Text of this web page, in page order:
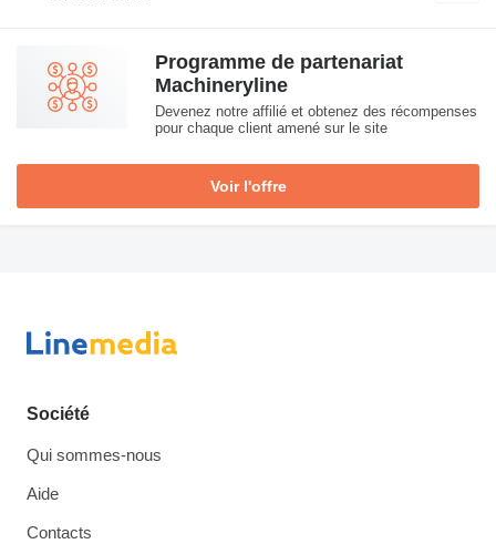
Programme de partenariat
Machineryline
Devenez notre affilié et obtenez des récompenses
pour chaque client amené sur le site
Voir l'offre
Société
Qui sommes-nous
Aide
Contacts